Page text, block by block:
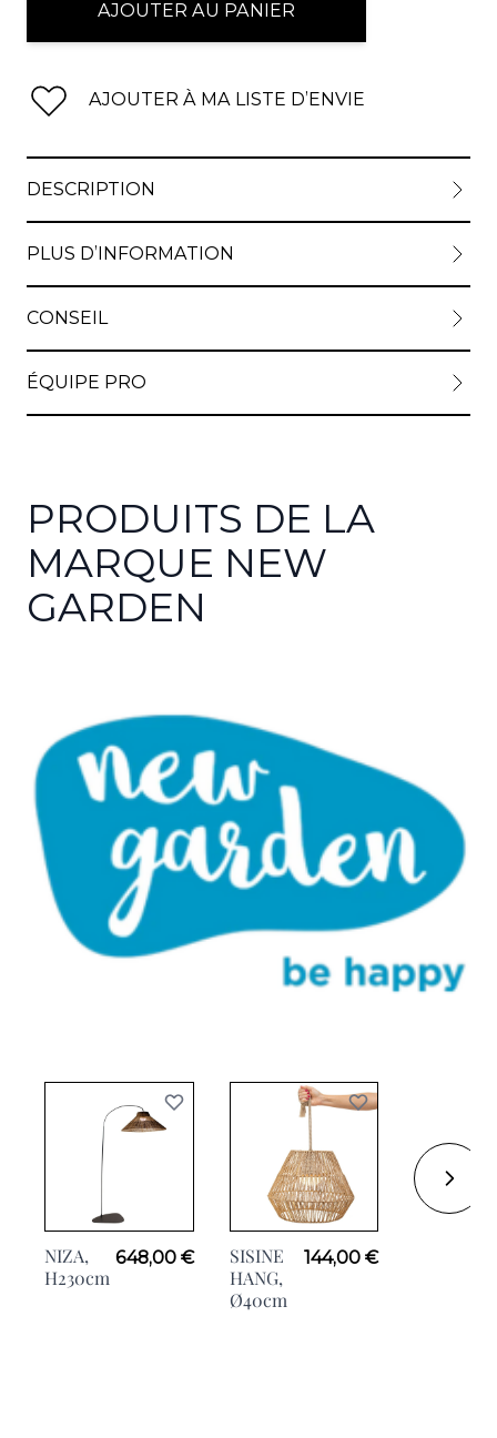
AJOUTER AU PANIER
AJOUTER À MA LISTE D’ENVIE
DESCRIPTION
PLUS D’INFORMATION
CONSEIL
ÉQUIPE PRO
PRODUITS DE LA
MARQUE NEW
GARDEN
NIZA,
H230cm
648,00 €
SISINE
HANG,
Ø40cm
144,00 €